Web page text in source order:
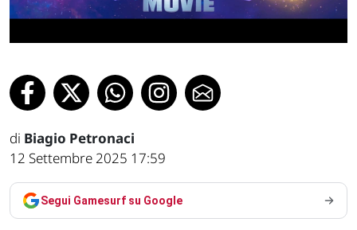
di Biagio Petronaci
12 Settembre 2025 17:59
Segui Gamesurf su Google